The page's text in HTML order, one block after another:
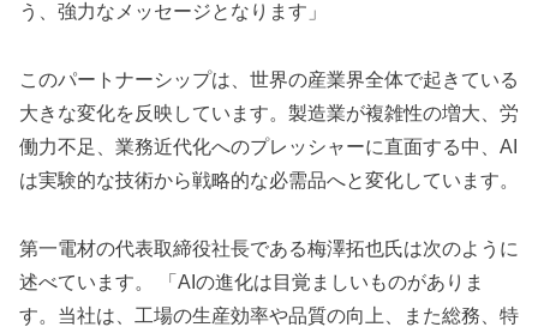
う、強力なメッセージとなります」
このパートナーシップは、世界の産業界全体で起きている
大きな変化を反映しています。製造業が複雑性の増大、労
働力不足、業務近代化へのプレッシャーに直面する中、AI
は実験的な技術から戦略的な必需品へと変化しています。
第一電材の代表取締役社長である梅澤拓也氏は次のように
述べています。 「AIの進化は目覚ましいものがありま
す。当社は、工場の生産効率や品質の向上、また総務、特